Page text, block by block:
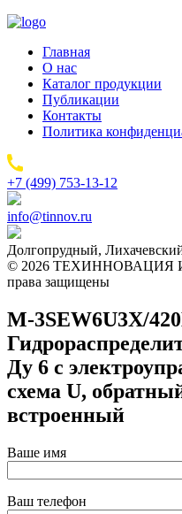
Главная
О нас
Каталог продукции
Публикации
Контакты
Политика
+7 (499) 753-13-12
info@tinnov.ru
Долгопрудный,
© 2026 ТЕХИННОВАЦИЯ
права защищены
M-3SEW6U3X/
Ду 6 с
схема U,
встроенный
Ваше имя
Ваш телефон